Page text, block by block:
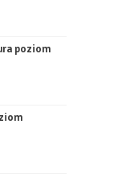
poziom